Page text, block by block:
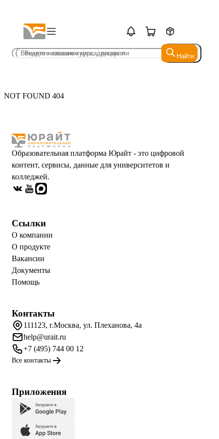
Найти
Найти
NOT FOUND 404
Образовательная платформа Юрайт - это цифровой
контент, сервисы, данные для университетов и
колледжей.
Ссылки
О компании
О продукте
Вакансии
Документы
Помощь
Контакты
111123, г.Москва, ул. Плеханова, 4а
help@urait.ru
+7 (495) 744 00 12
Все контакты
Приложения